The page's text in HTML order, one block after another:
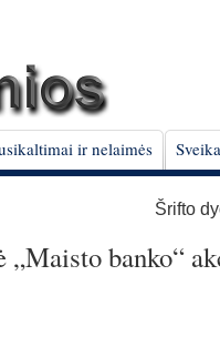
ir nelaimės
Šrifto
„Maisto banko“